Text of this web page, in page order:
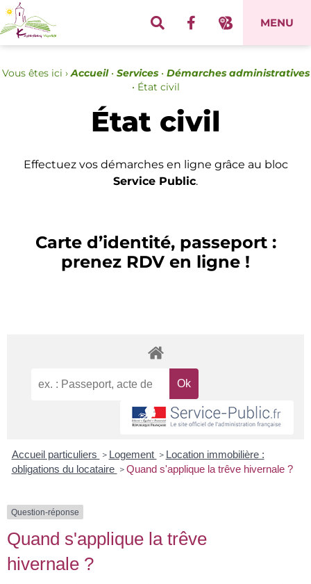
MENU
Vous êtes ici › Accueil• Services• Démarches administratives
• État civil
État civil
Effectuez vos démarches en ligne grâce au bloc
Service Public.
Carte d’identité, passeport :
prenez RDV en ligne !
Accueil particuliers > Logement > Location immobilière :
obligations du locataire > Quand s'applique la trêve hivernale ?
Question-réponse
Quand s'applique la trêve
hivernale ?
Panneau de gestion des cookies